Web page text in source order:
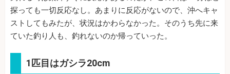
探っても一切反応なし。あまりに反応がないので、沖へキャ
ストしてもみたが、状況はかわらなかった。そのうち先に来
ていた釣り人も、釣れないのか帰っていった。
1匹目はガシラ20cm